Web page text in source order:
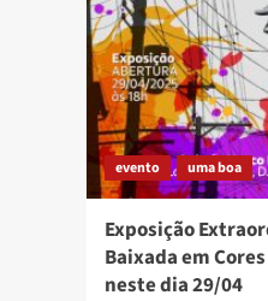
evento uma boa
Exposição
Baixada em
neste dia 29/04